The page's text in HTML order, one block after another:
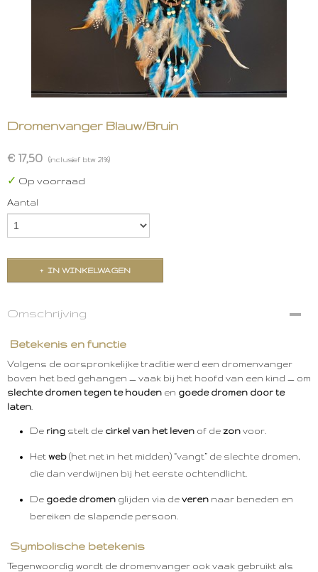
Dromenvanger Blauw/Bruin
€ 17,50 (inclusief btw 21%)
✓ Op voorraad
Aantal
IN WINKELWAGEN
Omschrijving
Betekenis en functie
Volgens de oorspronkelijke traditie werd een dromenvanger
boven het bed gehangen — vaak bij het hoofd van een kind — om
slechte dromen tegen te houden en goede dromen door te
laten
De ring stelt de cirkel van het leven of de zon voor.
Het web (het net in het midden) “vangt” de slechte dromen,
die dan verdwijnen bij het eerste ochtendlicht.
De goede dromen glijden via de veren naar beneden en
bereiken de slapende persoon.
Symbolische betekenis
Tegenwoordig wordt de dromenvanger ook vaak gebruikt als